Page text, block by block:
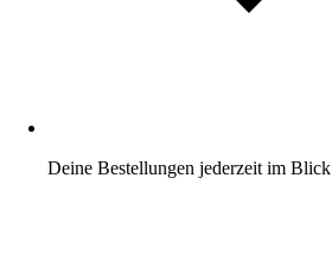
Deine Bestellungen jederzeit im Blick